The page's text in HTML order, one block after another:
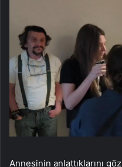
Annesinin anlattıklarını